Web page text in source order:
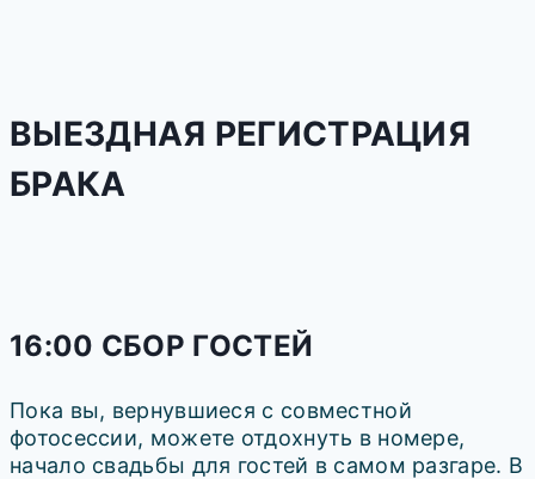
ВЫЕЗДНАЯ РЕГИСТРАЦИЯ
БРАКА
16:00 СБОР ГОСТЕЙ
Пока вы, вернувшиеся с совместной
фотосессии, можете отдохнуть в номере,
начало свадьбы для гостей в самом разгаре. В